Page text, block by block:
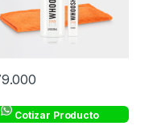
Cotizar Producto